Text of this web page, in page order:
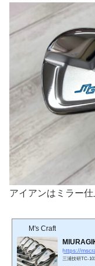
アイアンはミラー
M's Craft
https://
三浦技研TC-